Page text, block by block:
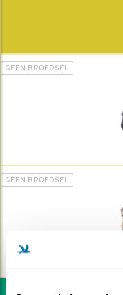
GEEN BROEDSEL
GEEN BROEDSEL